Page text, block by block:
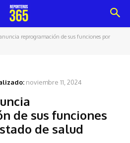
reprogramación de sus funciones por
noviembre 11, 2024
de sus funciones
de salud